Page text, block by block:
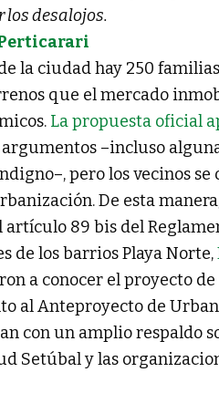
los desalojos.
la ciudad hay 250
que el mercado
La propuesta oficial
–incluso
pero los vecinos
De esta
artículo 89 bis del
de los barrios Playa Norte,
a conocer el proyecto
al Anteproyecto de
con un amplio respaldo
Setúbal y las